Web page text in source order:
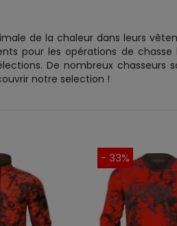
de la chaleur dans leurs
pour les opérations de
De nombreux chasseurs
notre selection !
- 33%